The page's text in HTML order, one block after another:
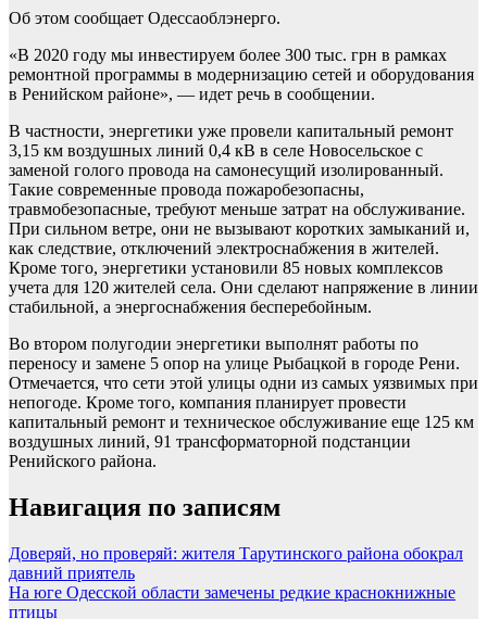
Об этом сообщает Одессаоблэнерго.
«В 2020 году мы инвестируем более 300 тыс. грн в рамках
ремонтной программы в модернизацию сетей и оборудования
в Ренийском районе», — идет речь в сообщении.
В частности, энергетики уже провели капитальный ремонт
3,15 км воздушных линий 0,4 кВ в селе Новосельское с
заменой голого провода на самонесущий изолированный.
Такие современные провода пожаробезопасны,
травмобезопасные, требуют меньше затрат на обслуживание.
При сильном ветре, они не вызывают коротких замыканий и,
как следствие, отключений электроснабжения в жителей.
Кроме того, энергетики установили 85 новых комплексов
учета для 120 жителей села. Они сделают напряжение в линии
стабильной, а энергоснабжения бесперебойным.
Во втором полугодии энергетики выполнят работы по
переносу и замене 5 опор на улице Рыбацкой в городе Рени.
Отмечается, что сети этой улицы одни из самых уязвимых при
непогоде. Кроме того, компания планирует провести
капитальный ремонт и техническое обслуживание еще 125 км
воздушных линий, 91 трансформаторной подстанции
Ренийского района.
Навигация по записям
Доверяй, но проверяй: жителя Тарутинского района обокрал
давний приятель
На юге Одесской области замечены редкие краснокнижные
птицы